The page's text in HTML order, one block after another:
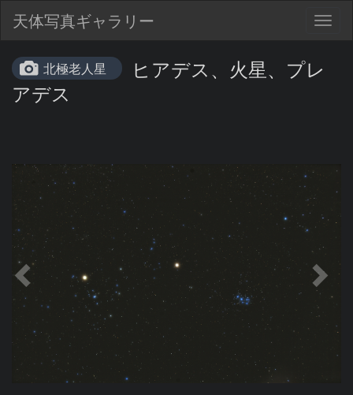
天体写真ギャラリー
北極老人星
ヒアデス、火星、プレ
アデス